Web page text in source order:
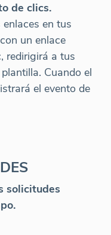
de clics.
en tus
un enlace
redirigirá a tus
Cuando el
el evento de
solicitudes